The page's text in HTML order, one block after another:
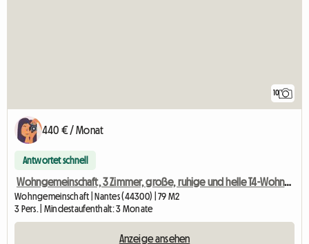
10
440 € / Monat
Antwortet schnell
Wohngemeinschaft, 3 Zimmer, große, ruhige und helle T4-Wohnung Nantes Ost
Wohngemeinschaft | Nantes (44300) | 79 M2
3 Pers. | Mindestaufenthalt: 3 Monate
Anzeige ansehen